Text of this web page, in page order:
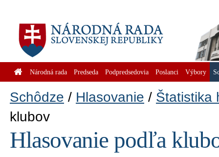
Národná rada Predseda Podpredsedovia Poslanci Výbory
Schôdze Hlasovanie
Štatistika
klubov
Hlasovanie podľa